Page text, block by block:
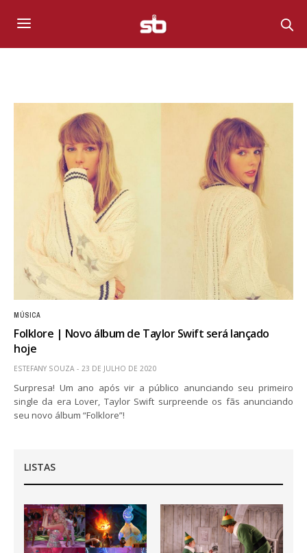
MÚSICA
Folklore | Novo álbum de Taylor Swift será lançado
hoje
ESTEFANY SOUZA 23 DE JULHO DE 2020
Surpresa! Um ano após vir a público anunciando seu primeiro
single da era Lover, Taylor Swift surpreende os fãs anunciando
seu novo álbum “Folklore”!
LISTAS